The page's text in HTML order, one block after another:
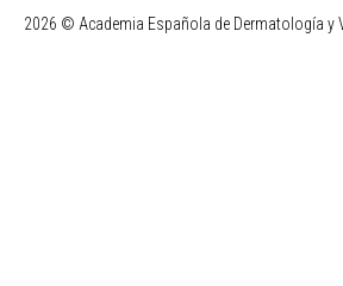
2026 © Academia Española de Dermatología y